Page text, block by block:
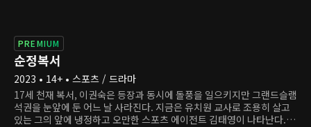
PREMIUM
순정복서
2023 • 14+ • 스포츠 / 드라마
17세 천재 복서, 이권숙은 등장과 동시에 돌풍을 일으키지만 그랜드슬램
석권을 눈앞에 둔 어느 날 사라진다. 지금은 유치원 교사로 조용히 살고
있는 그의 앞에 냉정하고 오만한 스포츠 에이전트 김태영이 나타난다. 태